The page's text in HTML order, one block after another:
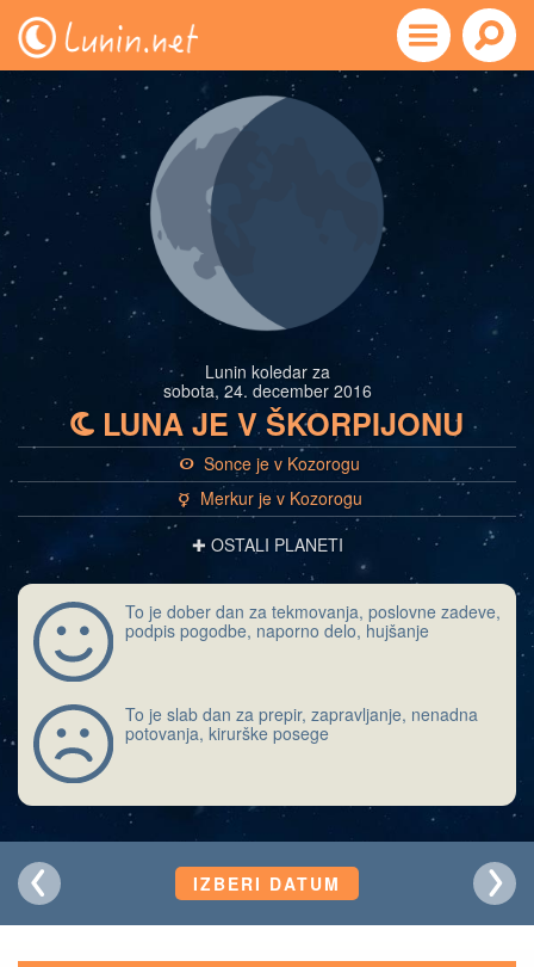
Lunin koledar za
sobota, 24. december 2016
b LUNA JE V ŠKORPIJONU
a Sonce je v Kozorogu
c Merkur je v Kozorogu
✚ OSTALI PLANETI
To je dober dan za tekmovanja, poslovne zadeve,
podpis pogodbe, naporno delo, hujšanje
To je slab dan za prepir, zapravljanje, nenadna
potovanja, kirurške posege
IZBERI DATUM